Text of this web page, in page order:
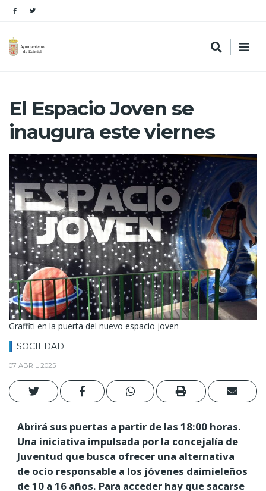
El Espacio Joven se
inaugura este viernes
Graffiti en la puerta del nuevo espacio joven
SOCIEDAD
07 ABRIL 2025
Abrirá sus puertas a partir de las 18:00 horas.
Una iniciativa impulsada por la concejalía de
Juventud que busca ofrecer una alternativa
de ocio responsable a los jóvenes daimieleños
de 10 a 16 años. Para acceder hay que sacarse